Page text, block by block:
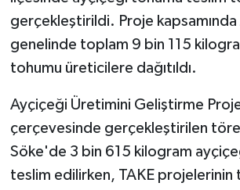
gerçekleştirildi. Proje kapsamında
genelinde toplam 9 bin 115
tohumu üreticilere dağıtıldı.
Ayçiçeği Üretimini Geliştirme
çerçevesinde gerçekleştirilen
Söke'de 3 bin 615 kilogram
teslim edilirken, TAKE projelerinin